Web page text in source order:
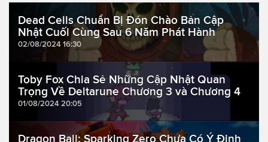
Dead Cells Chuẩn Bị Đón Chào Bản Cập
Nhật Cuối Cùng Sau 6 Năm Phát Hành
02/08/2024 16:30
Toby Fox Chia Sẻ Những Cập Nhật Quan
Trọng Về Deltarune Chương 3 và Chương 4
01/08/2024 20:05
Dragon Ball: Sparking Zero Chưa Có Ý Định